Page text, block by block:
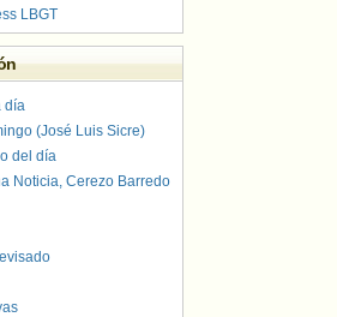
LBGT
día
(José Luis Sicre)
del día
Noticia, Cerezo Barredo